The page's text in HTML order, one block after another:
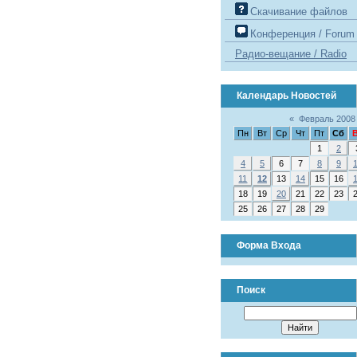
Скачивание файлов
Конференция / Forum
Радио-вещание / Radio
Календарь Новостей
« Февраль 2008
Пн
Вт Ср Чт Пт Сб
1
2
4
5 6 7 8 9
11
12 13 14 15 16
18
19 20 21 22 23
25
26 27 28 29
Форма Входа
Поиск